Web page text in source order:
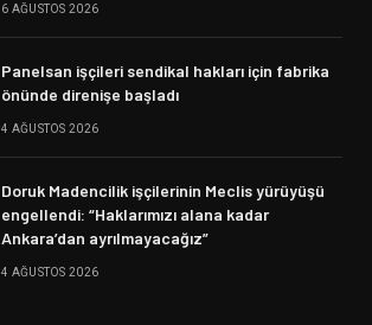
6 AĞUSTOS 2026
Panelsan işçileri sendikal hakları için fabrika
önünde direnişe başladı
4 AĞUSTOS 2026
Doruk Madencilik işçilerinin Meclis yürüyüşü
engellendi: “Haklarımızı alana kadar
Ankara’dan ayrılmayacağız”
4 AĞUSTOS 2026